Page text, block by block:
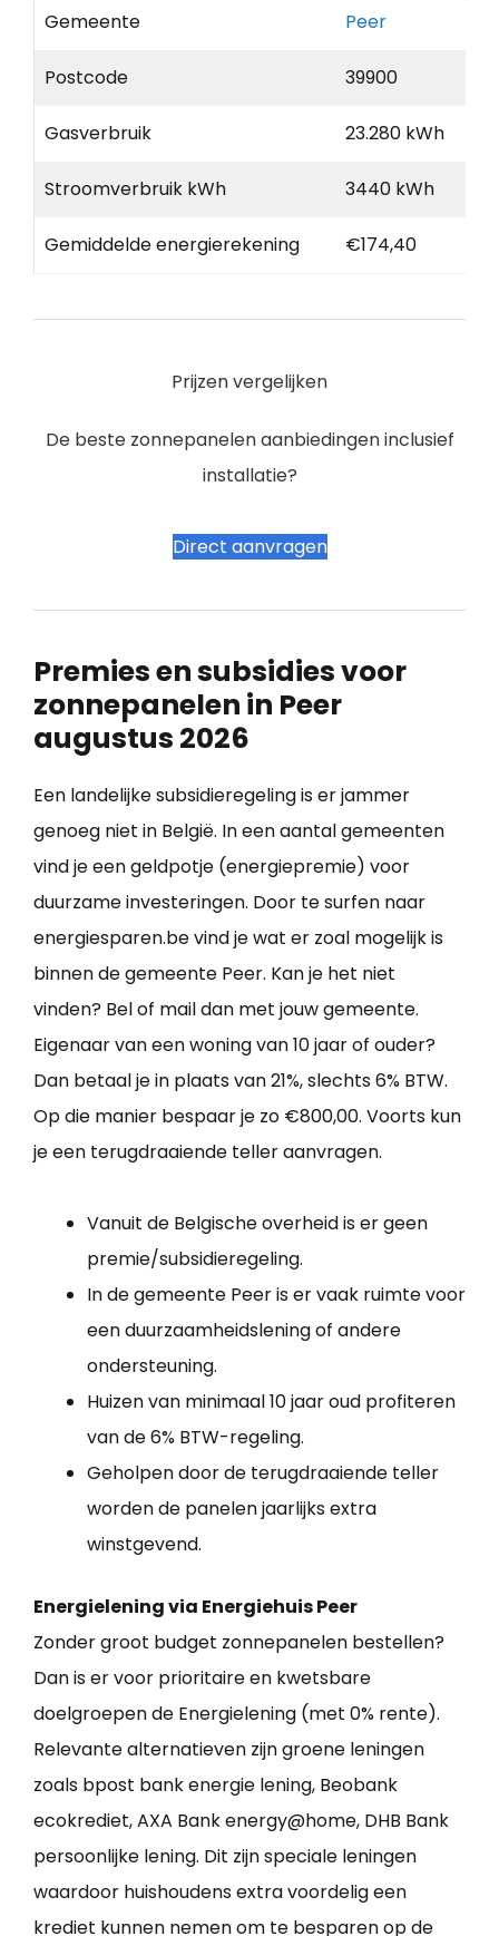
Gemeente Peer
Postcode 39900
Gasverbruik 23.280 kWh
Stroomverbruik kWh 3440 kWh
Gemiddelde energierekening €174,40
Prijzen vergelijken
De beste zonnepanelen aanbiedingen inclusief
installatie?
Direct aanvragen
Premies en subsidies voor
zonnepanelen in Peer
augustus 2026
Een landelijke subsidieregeling is er jammer
genoeg niet in België. In een aantal gemeenten
vind je een geldpotje (energiepremie) voor
duurzame investeringen. Door te surfen naar
energiesparen.be vind je wat er zoal mogelijk is
binnen de gemeente Peer. Kan je het niet
vinden? Bel of mail dan met jouw gemeente.
Eigenaar van een woning van 10 jaar of ouder?
Dan betaal je in plaats van 21%, slechts 6% BTW.
Op die manier bespaar je zo €800,00. Voorts kun
je een terugdraaiende teller aanvragen.
Vanuit de Belgische overheid is er geen
premie/subsidieregeling.
In de gemeente Peer is er vaak ruimte voor
een duurzaamheidslening of andere
ondersteuning.
Huizen van minimaal 10 jaar oud profiteren
van de 6% BTW-regeling.
Geholpen door de terugdraaiende teller
worden de panelen jaarlijks extra
winstgevend.
Energielening via Energiehuis Peer
Zonder groot budget zonnepanelen bestellen?
Dan is er voor prioritaire en kwetsbare
doelgroepen de Energielening (met 0% rente).
Relevante alternatieven zijn groene leningen
zoals bpost bank energie lening, Beobank
ecokrediet, AXA Bank energy@home, DHB Bank
persoonlijke lening. Dit zijn speciale leningen
waardoor huishoudens extra voordelig een
krediet kunnen nemen om te besparen op de